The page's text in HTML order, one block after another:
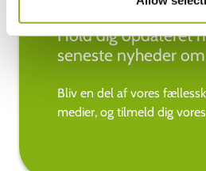
Hold dig opdateret
seneste nyheder
Bliv en del af vores
medier, og tilmeld dig